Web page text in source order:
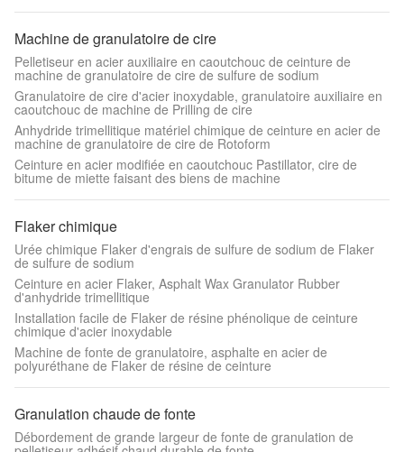
Machine de granulatoire de cire
Pelletiseur en acier auxiliaire en caoutchouc de ceinture de
machine de granulatoire de cire de sulfure de sodium
Granulatoire de cire d'acier inoxydable, granulatoire auxiliaire en
caoutchouc de machine de Prilling de cire
Anhydride trimellitique matériel chimique de ceinture en acier de
machine de granulatoire de cire de Rotoform
Ceinture en acier modifiée en caoutchouc Pastillator, cire de
bitume de miette faisant des biens de machine
Flaker chimique
Urée chimique Flaker d'engrais de sulfure de sodium de Flaker
de sulfure de sodium
Ceinture en acier Flaker, Asphalt Wax Granulator Rubber
d'anhydride trimellitique
Installation facile de Flaker de résine phénolique de ceinture
chimique d'acier inoxydable
Machine de fonte de granulatoire, asphalte en acier de
polyuréthane de Flaker de résine de ceinture
Granulation chaude de fonte
Débordement de grande largeur de fonte de granulation de